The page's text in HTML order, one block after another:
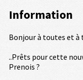
Information
Bonjour à toutes et à
..Prêts pour cette
Prenois ?